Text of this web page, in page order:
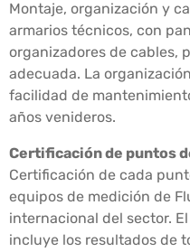
Montaje, organización y
armarios técnicos, con
organizadores de cables,
adecuada. La
facilidad de
años venideros.
Certificación de puntos
Certificación de cada
equipos de medición de
internacional del sector.
incluye los resultados de